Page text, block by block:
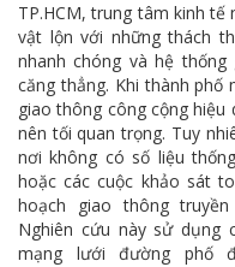
TP.HCM, trung tâm kinh tế
vật lộn với những thách
nhanh chóng và hệ
căng thẳng. Khi thành phố
giao thông công cộng
nên tối quan trọng. Tuy
nơi không có số liệu
hoặc các cuộc khảo sát
hoạch giao thông
Nghiên cứu này sử dụng
mạng lưới đường phố